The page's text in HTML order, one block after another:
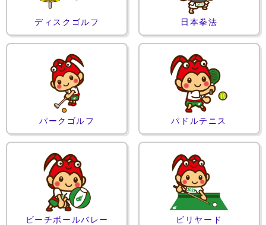
ディスクゴルフ 日本拳法
パークゴルフ パドルテニス
ビーチボールバレー ビリヤード